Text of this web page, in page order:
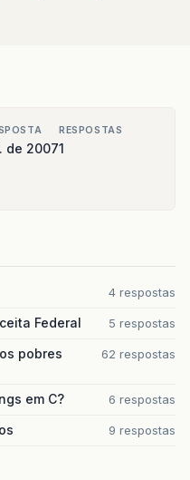
de 2007
RESPOSTAS
1
4 respostas
Federal 5 respostas
pobres
62 respostas
em C? 6 respostas
9 respostas